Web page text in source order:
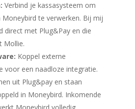
Verbind je kassasysteem om
te verwerken. Bij mij
direct met Plug&Pay en die
Mollie.
Koppel externe
voor een naadloze integratie.
uit Plug&pay en staan
in Moneybird. Inkomende